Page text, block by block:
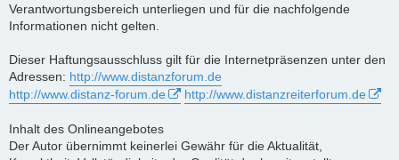
Verantwortungsbereich unterliegen und für die nachfolgende
Informationen nicht gelten.
Dieser Haftungsausschluss gilt für die Internetpräsenzen unter den
Adressen: http://www.distanzforum.de
http://www.distanz-forum.de
http://www.distanzreiterforum.de
Inhalt des Onlineangebotes
Der Autor übernimmt keinerlei Gewähr für die Aktualität,